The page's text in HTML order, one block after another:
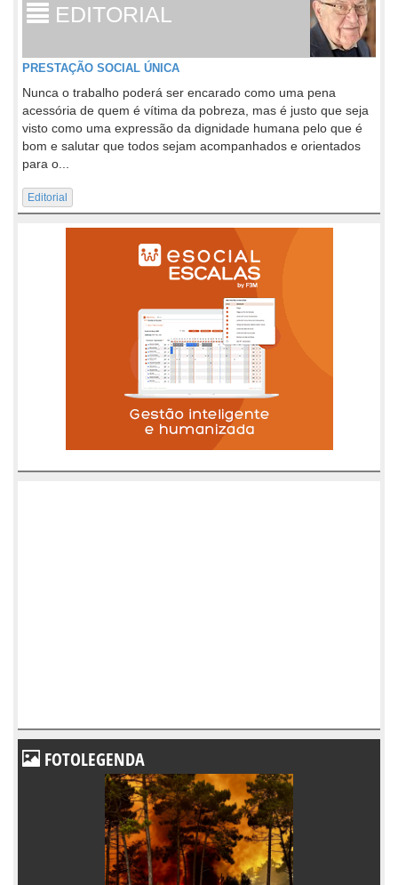
EDITORIAL
PRESTAÇÃO SOCIAL ÚNICA
Nunca o trabalho poderá ser encarado como uma pena
acessória de quem é vítima da pobreza, mas é justo que seja
visto como uma expressão da dignidade humana pelo que é
bom e salutar que todos sejam acompanhados e orientados
para o...
Editorial
FOTOLEGENDA